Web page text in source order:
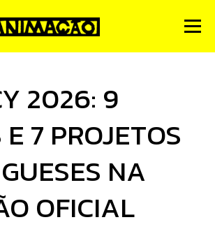
Menu
FMA PNA Contactos
2026: 9
7 PROJETOS
NA
OFICIAL